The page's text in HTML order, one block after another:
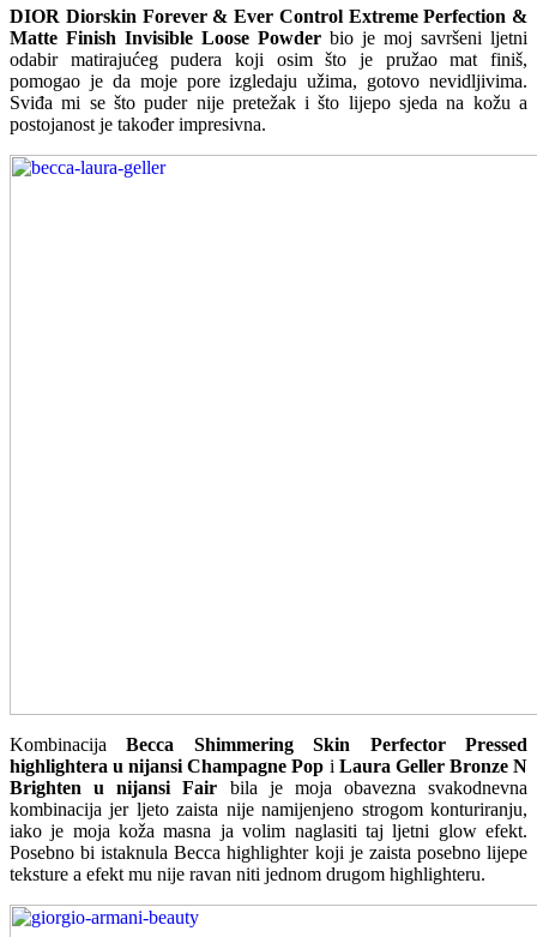
DIOR Diorskin Forever & Ever Control Extreme Perfection &
Matte Finish Invisible Loose Powder bio je moj savršeni ljetni
odabir matirajućeg pudera koji osim što je pružao mat finiš,
pomogao je da moje pore izgledaju užima, gotovo nevidljivima.
Sviđa mi se što puder nije pretežak i što lijepo sjeda na kožu a
postojanost je također impresivna.
KombinacijaBecca Shimmering Skin Perfector Pressed
highlightera u nijansi Champagne Pop i Laura Geller Bronze N
Brighten u nijansi Fair bila je moja obavezna svakodnevna
kombinacija jer ljeto zaista nije namijenjeno strogom konturiranju,
iako je moja koža masna ja volim naglasiti taj ljetni glow efekt.
Posebno bi istaknula Becca highlighter koji je zaista posebno lijepe
teksture a efekt mu nije ravan niti jednom drugom highlighteru.